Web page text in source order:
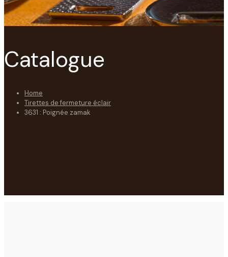
Catalogue
Home
Tirettes de fermeture éclair
3631 : Poignée zamak